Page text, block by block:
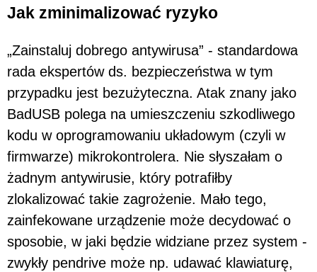
Jak zminimalizować ryzyko
„Zainstaluj dobrego antywirusa” - standardowa
rada ekspertów ds. bezpieczeństwa w tym
przypadku jest bezużyteczna. Atak znany jako
BadUSB polega na umieszczeniu szkodliwego
kodu w oprogramowaniu układowym (czyli w
firmwarze) mikrokontrolera. Nie słyszałam o
żadnym antywirusie, który potrafiłby
zlokalizować takie zagrożenie. Mało tego,
zainfekowane urządzenie może decydować o
sposobie, w jaki będzie widziane przez system -
zwykły pendrive może np. udawać klawiaturę,